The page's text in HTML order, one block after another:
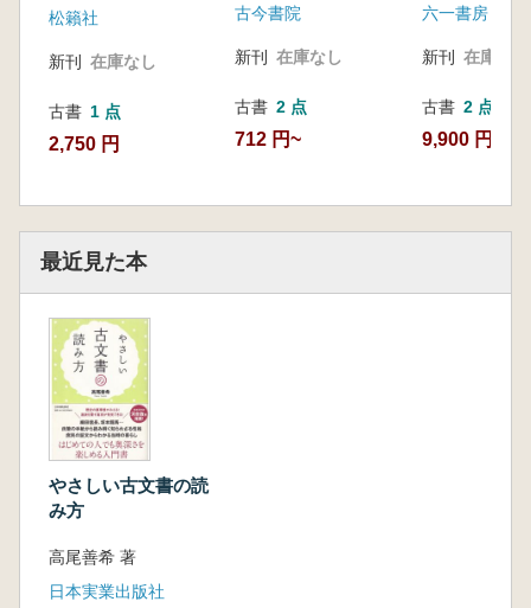
松籟社
新刊 在庫なし
古書 1 点
2,750 円
古今書院
新刊 在庫なし
古書 2 点
712 円~
六一書房
新刊 在庫なし
古書 2 点
9,900 円~
最近見た本
やさしい古文書の読
み方
高尾善希 著
日本実業出版社